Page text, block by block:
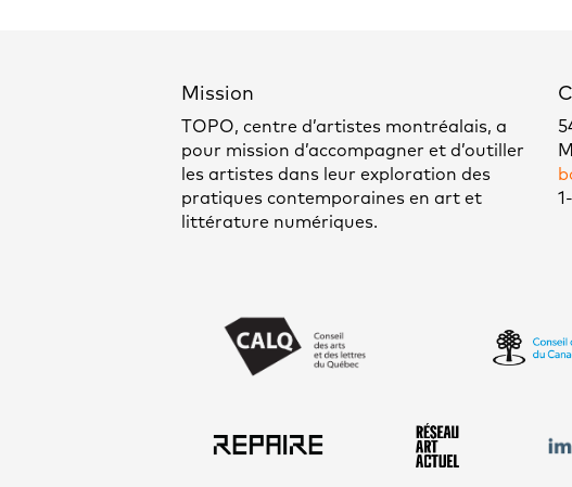
Mission
TOPO, centre d’artistes montréalais, a
pour mission d’accompagner et d’outiller
les artistes dans leur exploration des
pratiques contemporaines en art et
littérature numériques.